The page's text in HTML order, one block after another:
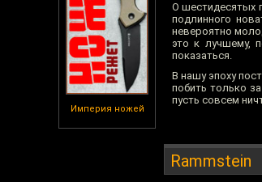
Империя ножей
О шестидесятых
подлинного
невероятно
это к лучшему,
показаться.
В нашу эпоху
побить только
пусть совсем
Rammstein